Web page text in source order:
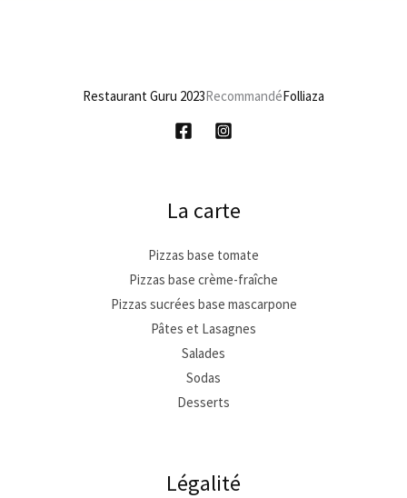
Restaurant Guru 2023RecommandéFolliaza
La carte
Pizzas base tomate
Pizzas base crème-fraîche
Pizzas sucrées base mascarpone
Pâtes et Lasagnes
Salades
Sodas
Desserts
Légalité